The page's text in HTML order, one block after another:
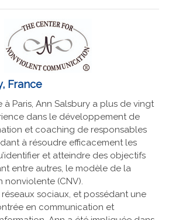
France
à Paris, Ann Salsbury a plus de vingt
dans le développement de
et coaching de responsables
à résoudre efficacement les
et atteindre des objectifs
entre autres, le modèle de la
nonviolente (CNV).
sociaux, et possédant une
en communication et